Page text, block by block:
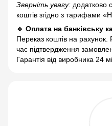
Зверніть увагу: додатково
коштів згідно з тарифами
🔹 Оплата на банківську
Переказ коштів на рахунок.
час підтвердження
Гарантія від виробника 24